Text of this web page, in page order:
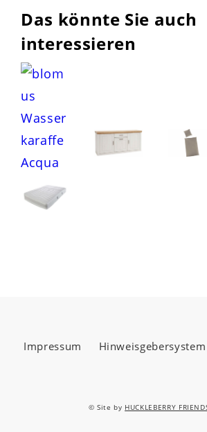
Das könnte Sie auch
interessieren
Impressum Hinweisgebersystem
© Site by HUCKLEBERRY